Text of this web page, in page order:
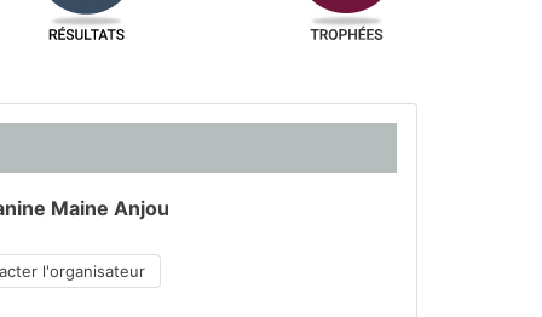
Maine Anjou
l'organisateur